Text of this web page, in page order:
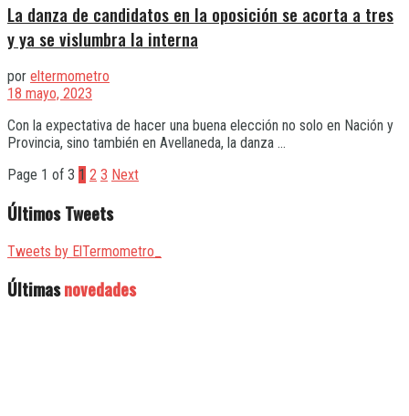
La danza de candidatos en la oposición se acorta a tres
y ya se vislumbra la interna
por eltermometro
18 mayo, 2023
Con la expectativa de hacer una buena elección no solo en Nación y
Provincia, sino también en Avellaneda, la danza ...
Page 1 of 3 1 2 3 Next
Últimos Tweets
Tweets by ElTermometro_
Últimasnovedades